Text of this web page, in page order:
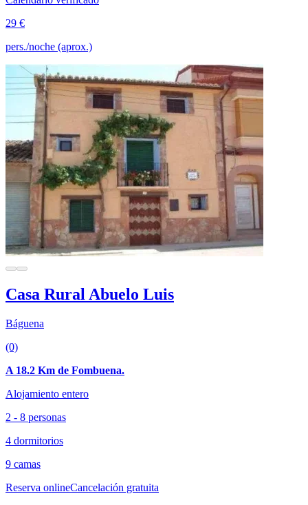
29 €
pers./noche (aprox.)
Casa Rural Abuelo Luis
Báguena
(0)
A 18.2 Km de Fombuena.
Alojamiento entero
2 - 8 personas
4 dormitorios
9 camas
Reserva onlineCancelación gratuita